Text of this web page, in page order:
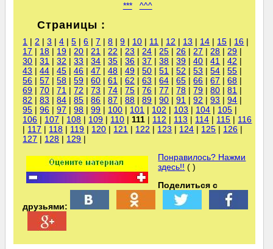
*** ^^^
Страницы :
1 | 2 |3 |4 |5 |6 |7 |8 |9 | 10 | 11 | 12 | 13 | 14 | 15 | 16 |
17 | 18 | 19 | 20 | 21 | 22 | 23 | 24 | 25 | 26 | 27 | 28 | 29 |
30 |31 |32 |33 |34 |35 |36 |37 |38 |39 |40 |41 |42 |
43 |44 |45 |46 |47 |48 |49 |50 |51 |52 |53 |54 |55 |
56 |57 |58 |59 |60 |61 |62 |63 |64 |65 |66 |67 |68 |
69 |70 |71 |72 |73 |74 |75 |76 |77 |78 |79 |80 |81 |
82 |83 |84 |85 |86 |87 |88 |89 |90 |91 |92 |93 |94 |
95 |96 |97 |98 |99 | 100 | 101 | 102 | 103 | 104 | 105 |
106 | 107 | 108 | 109 | 110 | 111 | 112 | 113 | 114 | 115 | 116
| 117 | 118 | 119 | 120 | 121 | 122 | 123 | 124 | 125 | 126 |
127 | 128 | 129 |
Понравилось? Нажми
здесь!! ( )
Поделиться с
друзьями: